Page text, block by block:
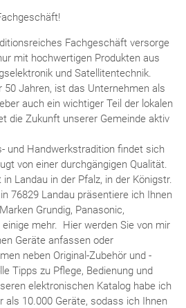
Fachgeschäft versorge
mit hochwertigen Produkten aus
und Satellitentechnik.
50 Jahren, ist das Unternehmen als
auch ein wichtiger Teil der lokalen
die Zukunft unserer Gemeinde aktiv
und Handwerkstradition findet sich
von einer durchgängigen Qualität.
Landau in der Pfalz, in der Königstr.
76829 Landau präsentiere ich Ihnen
Grundig, Panasonic,
einige mehr. Hier werden Sie von mir
Geräte anfassen oder
neben Original-Zubehör und -
Tipps zu Pflege, Bedienung und
elektronischen Katalog habe ich
als 10.000 Geräte, sodass ich Ihnen